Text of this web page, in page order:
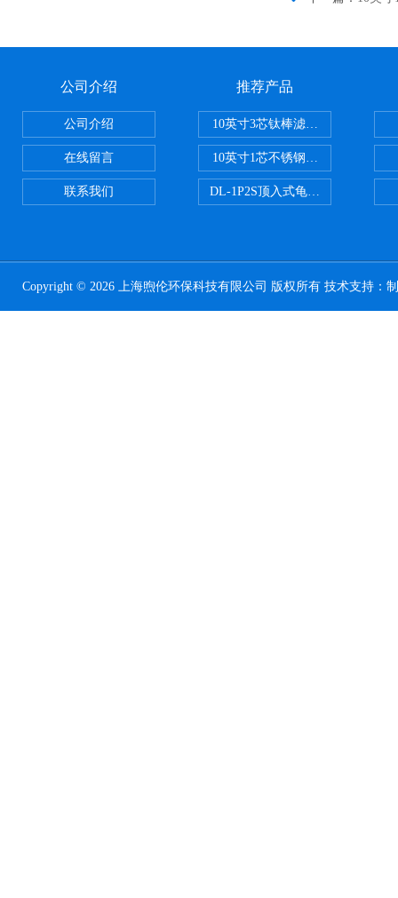
公司介绍
公司介绍
在线留言
联系我们
推荐产品
10英寸3芯钛棒滤芯过滤器
10英寸1芯不锈钢钛棒过滤器
DL-1P2S顶入式龟背过滤器
Copyright © 2026 上海煦伦环保科技有限公司 版权所有 技术支持：